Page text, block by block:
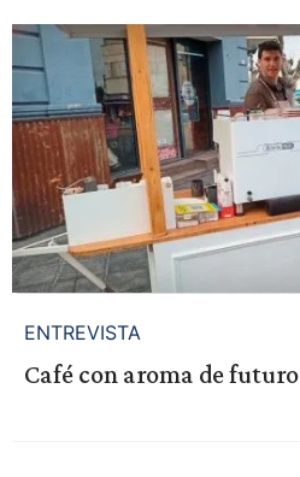
ENTREVISTA
Café con aroma de futuro